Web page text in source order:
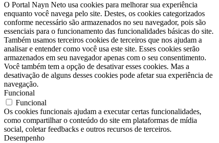
O Portal Nayn Neto usa cookies para melhorar sua experiência
enquanto você navega pelo site. Destes, os cookies categorizados
conforme necessário são armazenados no seu navegador, pois são
essenciais para o funcionamento das funcionalidades básicas do site.
Também usamos terceiros cookies de terceiros que nos ajudam a
analisar e entender como você usa este site. Esses cookies serão
armazenados em seu navegador apenas com o seu consentimento.
Você também tem a opção de desativar esses cookies. Mas a
desativação de alguns desses cookies pode afetar sua experiência de
navegação.
Funcional
Funcional
Os cookies funcionais ajudam a executar certas funcionalidades,
como compartilhar o conteúdo do site em plataformas de mídia
social, coletar feedbacks e outros recursos de terceiros.
Desempenho